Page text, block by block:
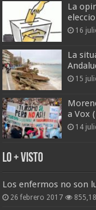
La
16
La
15
a Vox
14
Lo + Visto
Los enfermos no son
26 febrero 2017